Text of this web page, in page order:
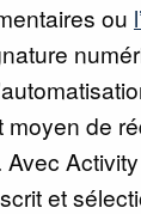
ou
de
et